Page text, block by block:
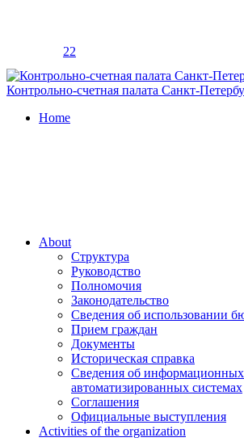
22
Контрольно-счетная палата Санкт-
Home
About
Структура
Руководство
Полномочия
Законодательство
Сведения об использовании
Прием граждан
Документы
Историческая справка
Сведения об
автоматизированных системах
Соглашения
Официальные выступления
Activities of the organization